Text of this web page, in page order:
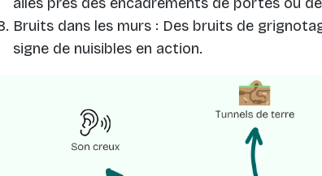
Bruits dans les murs : Des bruits de
signe de nuisibles en action.